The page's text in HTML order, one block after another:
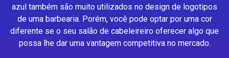
azul também são muito utilizados no design de logotipos
de uma barbearia. Porém, você pode optar por uma cor
diferente se o seu salão de cabeleireiro oferecer algo que
possa lhe dar uma vantagem competitiva no mercado.